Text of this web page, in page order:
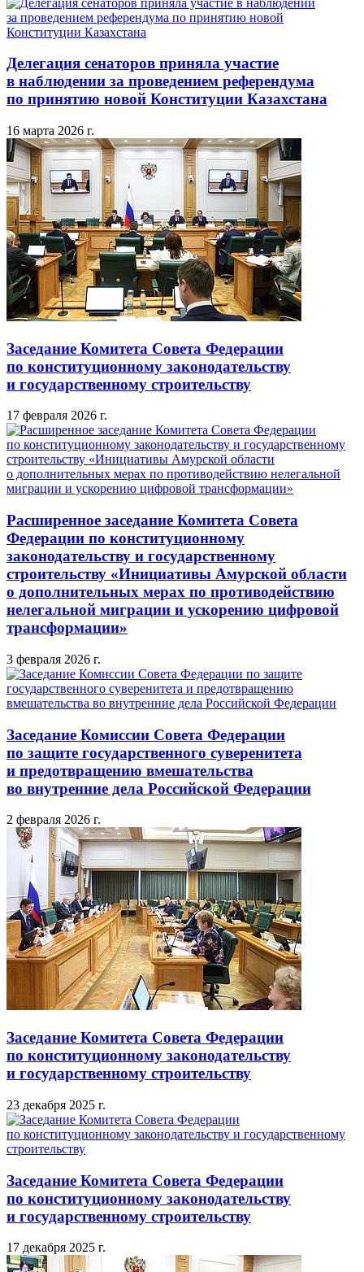
Делегация сенаторов приняла участие
в наблюдении за проведением референдума
по принятию новой Конституции Казахстана
16 марта 2026 г.
Заседание Комитета Совета Федерации
по конституционному законодательству
и государственному строительству
17 февраля 2026 г.
Расширенное заседание Комитета Совета
Федерации по конституционному
законодательству и государственному
строительству «Инициативы Амурской области
о дополнительных мерах по противодействию
нелегальной миграции и ускорению цифровой
трансформации»
3 февраля 2026 г.
Заседание Комиссии Совета Федерации
по защите государственного суверенитета
и предотвращению вмешательства
во внутренние дела Российской Федерации
2 февраля 2026 г.
Заседание Комитета Совета Федерации
по конституционному законодательству
и государственному строительству
23 декабря 2025 г.
Заседание Комитета Совета Федерации
по конституционному законодательству
и государственному строительству
17 декабря 2025 г.